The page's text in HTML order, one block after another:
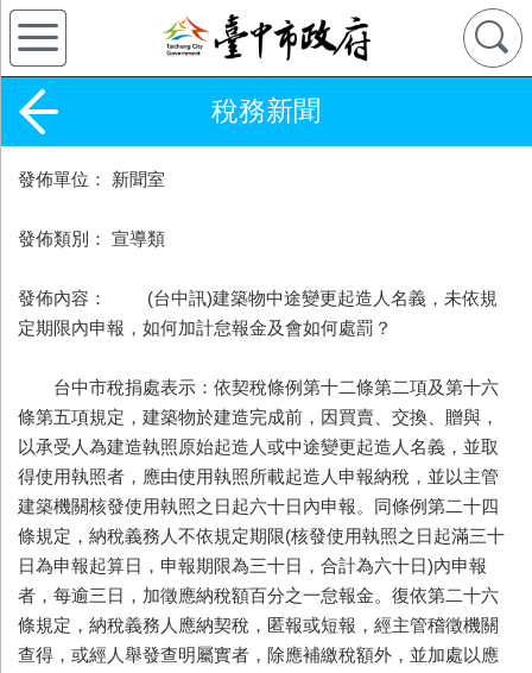
稅務新聞
發佈單位： 新聞室
發佈類別： 宣導類
發佈內容： (台中訊)建築物中途變更起造人名義，未依規
定期限內申報，如何加計怠報金及會如何處罰？
台中市稅捐處表示：依契稅條例第十二條第二項及第十六
條第五項規定，建築物於建造完成前，因買賣、交換、贈與，
以承受人為建造執照原始起造人或中途變更起造人名義，並取
得使用執照者，應由使用執照所載起造人申報納稅，並以主管
建築機關核發使用執照之日起六十日內申報。同條例第二十四
條規定，納稅義務人不依規定期限(核發使用執照之日起滿三十
日為申報起算日，申報期限為三十日，合計為六十日)內申報
者，每逾三日，加徵應納稅額百分之一怠報金。復依第二十六
條規定，納稅義務人應納契稅，匿報或短報，經主管稽徵機關
查得，或經人舉發查明屬實者，除應補繳稅額外，並加處以應